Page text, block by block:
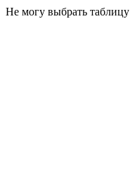
Не могу выбрать таблицу